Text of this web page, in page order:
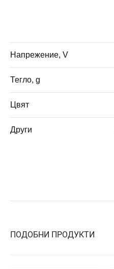
Напрежение, V
Тегло, g
Цвят
Други
ПОДОБНИ ПРОДУКТИ